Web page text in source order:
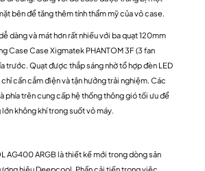
bên để tăng thêm tính thẩm mỹ của vỏ case.
dàng và mát hơn rất nhiều với ba quạt 120mm
Case Case Xigmatek PHANTOM 3F (3 fan
trước. Quạt được thắp sáng nhờ tổ hợp đèn LED
cần cắm điện và tận hưởng trải nghiệm. Các
phía trên cung cấp hệ thống thông gió tối ưu để
không khí trong suốt vỏ máy.
AG400 ARGB là thiết kế mới trong dòng sản
hiệu Deepcool. Phần cải tiến trong việc